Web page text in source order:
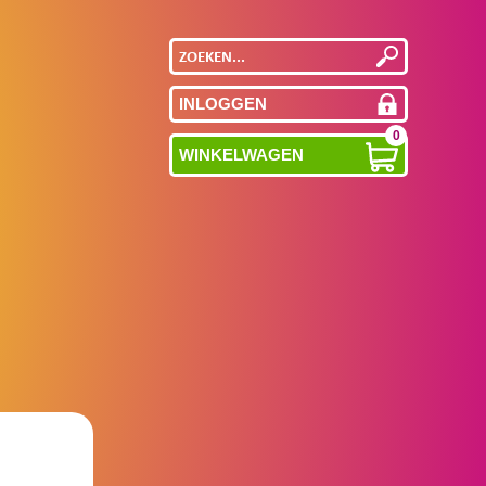
INLOGGEN
WINKELWAGEN
0